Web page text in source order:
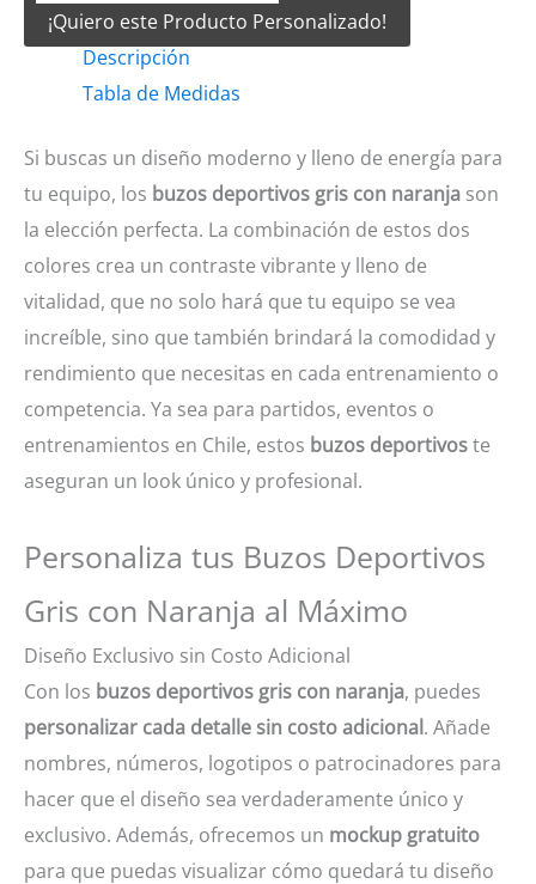
Gris
naranja
¡Quiero este Producto Personalizado!
Descripción
Tabla de Medidas
Si buscas un diseño moderno y lleno de energía para
tu equipo, los buzos deportivos gris con naranja son
la elección perfecta. La combinación de estos dos
colores crea un contraste vibrante y lleno de
vitalidad, que no solo hará que tu equipo se vea
increíble, sino que también brindará la comodidad y
rendimiento que necesitas en cada entrenamiento o
competencia. Ya sea para partidos, eventos o
entrenamientos en Chile, estos buzos deportivoste
aseguran un look único y profesional.
Personaliza tus Buzos Deportivos
Gris con Naranja al Máximo
Diseño Exclusivo sin Costo Adicional
Con los buzos deportivos gris con naranja, puedes
personalizar cada detalle sin costo adicional. Añade
nombres, números, logotipos o patrocinadores para
hacer que el diseño sea verdaderamente único y
exclusivo. Además, ofrecemos un mockup gratuito
para que puedas visualizar cómo quedará tu diseño